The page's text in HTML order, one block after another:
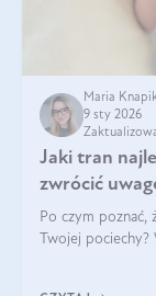
Maria
9 sty 2026
Jaki tran
zwrócić
Po czym
Twojej